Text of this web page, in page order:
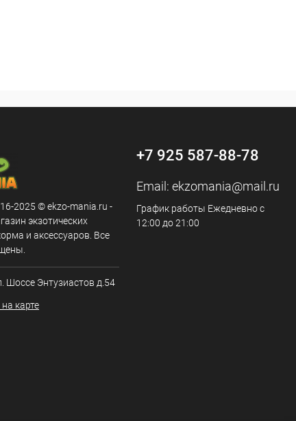
2025 © ekzo-mania.ru -
экзотических
и аксессуаров. Все
Шоссе Энтузиастов д.54
карте
+7 925 587-88-78
Email: ekzomania@mail.ru
График работы Ежедневно с
12:00 до 21:00